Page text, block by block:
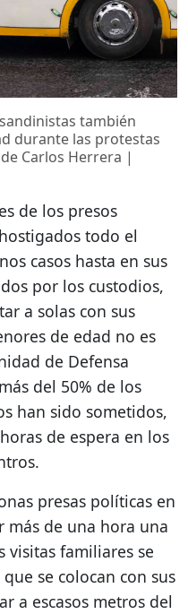
también
durante las protestas
Carlos Herrera |
de los presos
todo el
casos hasta en sus
por los custodios,
a solas con sus
de edad no es
de Defensa
del 50% de los
han sido sometidos,
de espera en los
presas políticas en
más de una hora una
visitas familiares se
se colocan con sus
a escasos metros del